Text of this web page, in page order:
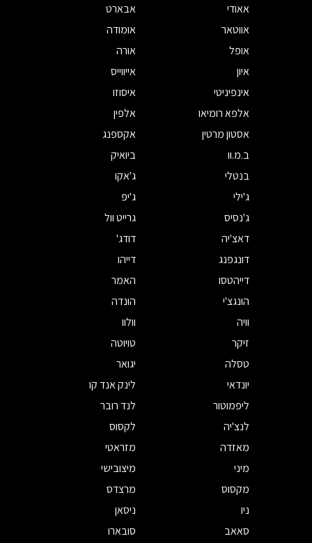
אאודי
אבארט
אווטאר
אומודה
אופל
אורה
איון
אייווייס
אינפיניטי
איסוזו
אלפא רומיאו
אלפין
אסטון מרטין
אקספנג
ב.מ.וו
ביואיק
בנטלי
ג'אקו
ג'ילי
ג'יפ
ג'נסיס
גרייט וול
דאצ'יה
דודג'
דונגפנג
דייהו
דייהטסו
האמר
הונגצ'י
הונדה
וויה
וולוו
זיקר
טויוטה
טסלה
יגואר
יונדאי
לינק אנד קו
ליפמוטור
לנד רובר
לנצ'יה
לקסוס
מאזדה
מזראטי
מיני
מיצובישי
מקסוס
מרצדס
ניו
ניסאן
סאאב
סובארו